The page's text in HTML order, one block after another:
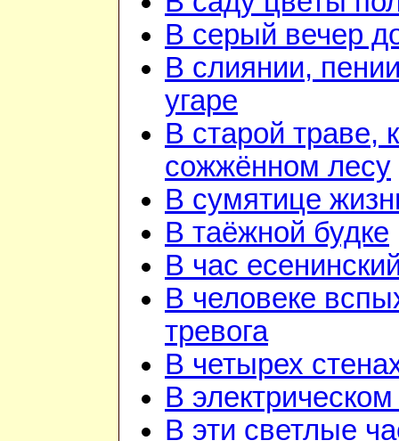
В серый вечер
В слиянии,
угаре
В старой траве,
сожжённом лесу
В сумятице
В таёжной будке
В час
В человеке
тревога
В четырех
В
В эти светлые